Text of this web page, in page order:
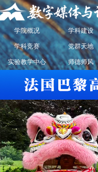
学院概况 学科建设
学科竞赛 党群天地
实验教学中心 师德师风